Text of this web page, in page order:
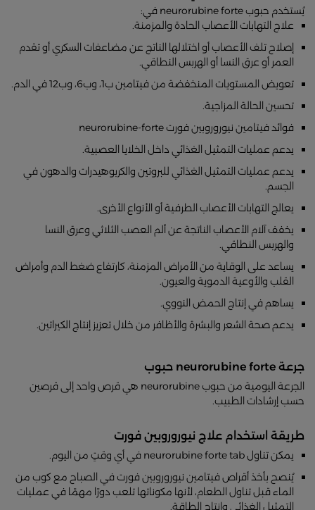
يُستخدم حبوب neurorubine forte في:
علاج التهابات الأعصاب الحادة والمزمنة.
إصلاح تلف الأعصاب أو اختلالها الناتج عن مضاعفات السكري أو تقدم
العمر أو عرق النسا أو الهربس النطاقي.
تعويض المستويات المنخفضة من فيتامين ب1، وب6، وب12 في الدم.
تحسين الحالة المزاجية.
فوائد فيتامين نيوروروبين فورت neurorubine-forte
يدعم عمليات التمثيل الغذائي داخل الخلايا العصبية.
يدعم عمليات التمثيل الغذائي للبروتين والكربوهيدرات والدهون في
الجسم.
يعالج التهابات الأعصاب الطرفية أو الأنواع الأخرى.
يخفف آلام الأعصاب الناتجة عن ألم العصب الثلاثي وعرق النسا
والهربس النطاقي.
يساعد على الوقاية من الأمراض المزمنة، كارتفاع ضغط الدم وأمراض
القلب والأوعية الدموية والعيون.
يساهم في إنتاج الحمض النووي.
يدعم صحة الشعر والبشرة والأظافر من خلال تعزيز إنتاج الكيراتين.
جرعة neurorubine forte حبوب
الجرعة اليومية من حبوب neurorubine هي قرص واحد إلى قرصين
حسب إرشادات الطبيب.
طريقة استخدام علاج نيوروروبين فورت
يمكن تناول neurorubine forte tab في أي وقتٍ من اليوم.
يُنصح بأخذ أقراص فيتامين نيوروروبين فورت في الصباح مع كوب من
الماء قبل تناول الطعام، لأنها مكوناتها تلعب دورًا مهمًا في عمليات
التمثيل الغذائي وإنتاج الطاقة.